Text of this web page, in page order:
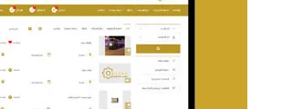
تصميم حراج مهنى